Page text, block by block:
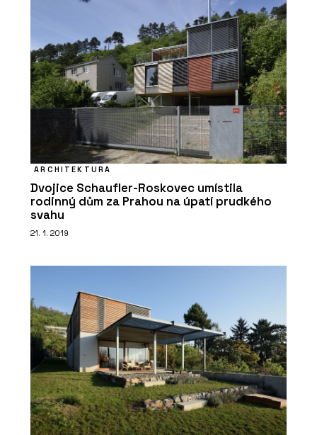
ARCHITEKTURA
Dvojice Schaufler-Roskovec umístila
rodinný dům za Prahou na úpatí prudkého
svahu
21. 1. 2019